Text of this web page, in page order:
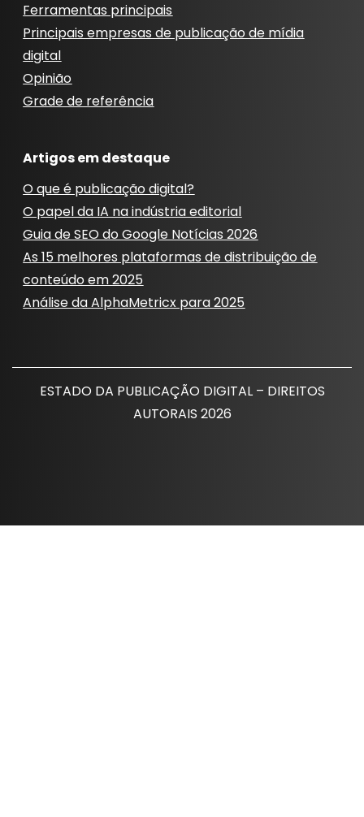
Ferramentas principais
Principais empresas de publicação de mídia
digital
Opinião
Grade de referência
Artigos em destaque
O que é publicação digital?
O papel da IA ​​na indústria editorial
Guia de SEO do Google Notícias 2026
As 15 melhores plataformas de distribuição de
conteúdo em 2025
Análise da AlphaMetricx para 2025
ESTADO DA PUBLICAÇÃO DIGITAL – DIREITOS
AUTORAIS 2026